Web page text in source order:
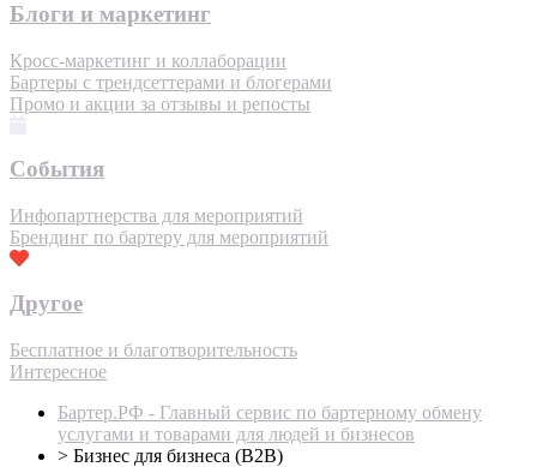
Блоги и маркетинг
Кросс-маркетинг и коллаборации
Бартеры с трендсеттерами и блогерами
Промо и акции за отзывы и репосты
События
Инфопартнерства для мероприятий
Брендинг по бартеру для мероприятий
Другое
Бесплатное и благотворительность
Интересное
Бартер.РФ - Главный сервис по бартерному обмену
услугами и товарами для людей и бизнесов
> Бизнес для бизнеса (B2B)